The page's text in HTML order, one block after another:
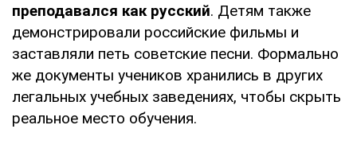
преподавался как русский. Детям также
демонстрировали российские фильмы и
заставляли петь советские песни. Формально
же документы учеников хранились в других
легальных учебных заведениях, чтобы скрыть
реальное место обучения.